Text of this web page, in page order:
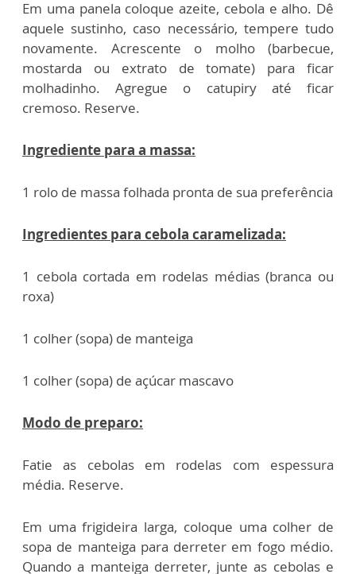
Em uma panela coloque azeite, cebola e alho. Dê
aquele sustinho, caso necessário, tempere tudo
novamente. Acrescente o molho (barbecue,
mostarda ou extrato de tomate) para ficar
molhadinho. Agregue o catupiry até ficar
cremoso. Reserve.
Ingrediente para a massa:
1 rolo de massa folhada pronta de sua preferência
Ingredientes para cebola caramelizada:
1 cebola cortada em rodelas médias (branca ou
roxa)
1 colher (sopa) de manteiga
1 colher (sopa) de açúcar mascavo
Modo de preparo:
Fatie as cebolas em rodelas com espessura
média. Reserve.
Em uma frigideira larga, coloque uma colher de
sopa de manteiga para derreter em fogo médio.
Quando a manteiga derreter, junte as cebolas e